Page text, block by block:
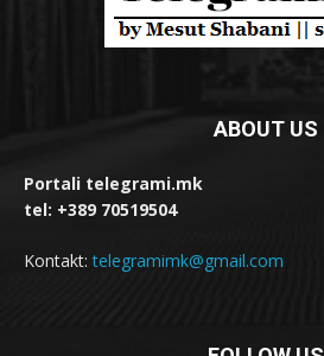
ABOUT US
Portali telegrami.mk
tel: +389 70519504
Kontakt:telegramimk@gmail.com